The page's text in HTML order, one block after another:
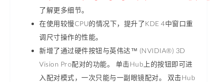
了解更多细节。
在使用较慢CPU的情况下，提升了KDE 4中窗口重
调尺寸操作的性能。
新增了通过硬件按钮与英伟达™ (NVIDIA®) 3D
Vision Pro配对的功能。 单击Hub上的按钮即可进
入配对模式，一次只能与一副眼镜配对。 双击Hub